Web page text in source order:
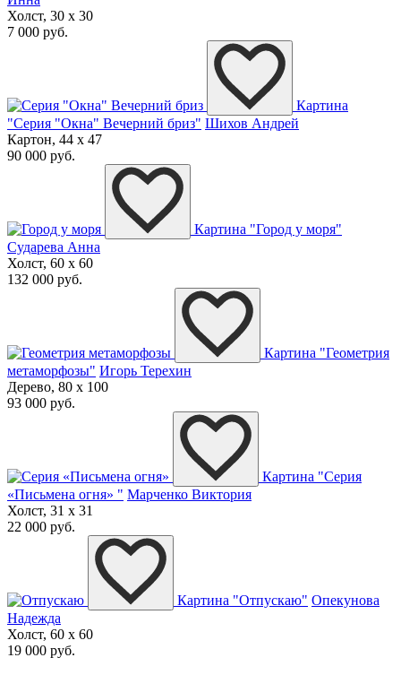
Холст, 30 x 30
7 000 руб.
Картина
"Серия "Окна" Вечерний бриз" Шихов Андрей
Картон, 44 x 47
90 000 руб.
Картина "Город у моря"
Сударева Анна
Холст, 60 x 60
132 000 руб.
Картина "Геометрия
метаморфозы" Игорь Терехин
Дерево, 80 x 100
93 000 руб.
Картина "Серия
«Письмена огня» " Марченко Виктория
Холст, 31 x 31
22 000 руб.
Картина "Отпускаю" Опекунова
Надежда
Холст, 60 x 60
19 000 руб.